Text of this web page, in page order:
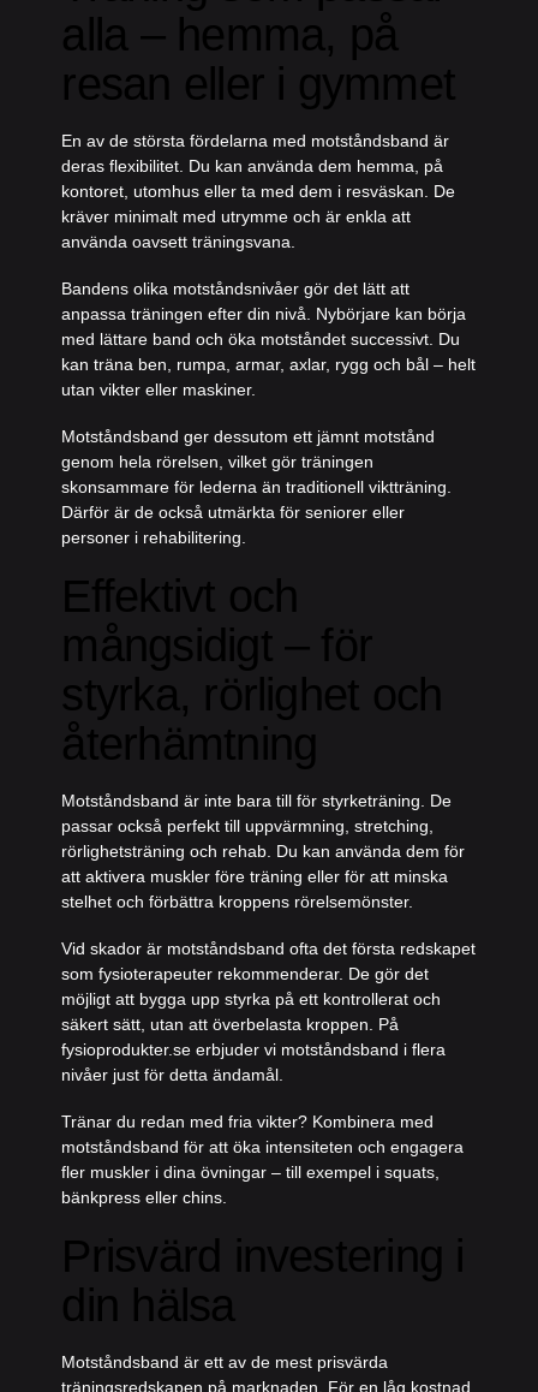
alla – hemma, på
resan eller i gymmet
En av de största fördelarna med motståndsband är
deras flexibilitet. Du kan använda dem hemma, på
kontoret, utomhus eller ta med dem i resväskan. De
kräver minimalt med utrymme och är enkla att
använda oavsett träningsvana.
Bandens olika motståndsnivåer gör det lätt att
anpassa träningen efter din nivå. Nybörjare kan börja
med lättare band och öka motståndet successivt. Du
kan träna ben, rumpa, armar, axlar, rygg och bål – helt
utan vikter eller maskiner.
Motståndsband ger dessutom ett jämnt motstånd
genom hela rörelsen, vilket gör träningen
skonsammare för lederna än traditionell viktträning.
Därför är de också utmärkta för seniorer eller
personer i rehabilitering.
Effektivt och
mångsidigt – för
styrka, rörlighet och
återhämtning
Motståndsband är inte bara till för styrketräning. De
passar också perfekt till uppvärmning, stretching,
rörlighetsträning och rehab. Du kan använda dem för
att aktivera muskler före träning eller för att minska
stelhet och förbättra kroppens rörelsemönster.
Vid skador är motståndsband ofta det första redskapet
som fysioterapeuter rekommenderar. De gör det
möjligt att bygga upp styrka på ett kontrollerat och
säkert sätt, utan att överbelasta kroppen. På
fysioprodukter.se erbjuder vi motståndsband i flera
nivåer just för detta ändamål.
Tränar du redan med fria vikter? Kombinera med
motståndsband för att öka intensiteten och engagera
fler muskler i dina övningar – till exempel i squats,
bänkpress eller chins.
Prisvärd investering i
din hälsa
Motståndsband är ett av de mest prisvärda
träningsredskapen på marknaden. För en låg kostnad